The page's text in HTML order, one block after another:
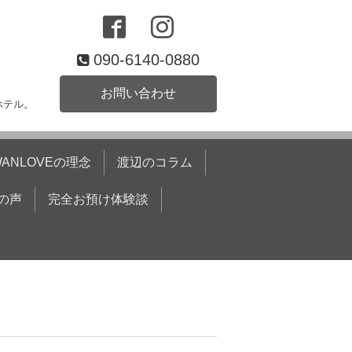
ル。
090-6140-0880
お問い合わせ
の理念 渡辺のコラム
声 完全お預け体験談